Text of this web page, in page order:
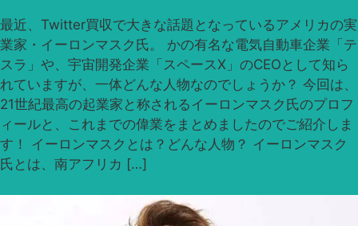
最近、Twitter買収で大きな話題となっているアメリカの実
業家・イーロンマスク氏。 かの有名な電気自動車企業「テ
スラ」や、宇宙開発企業「スペースX」のCEOとして知ら
れていますが、一体どんな人物なのでしょうか？ 今回は、
21世紀最高の起業家と称されるイーロンマスク氏のプロフ
ィールと、これまでの偉業をまとめましたのでご紹介しま
す！ イーロンマスクとは？どんな人物？ イーロンマスク
氏とは、南アフリカ […]